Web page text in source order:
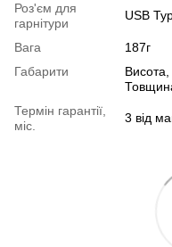
Роз'єм для
гарнітури
USB
Вага
187г
Габарити
Термін гарантії,
міс.
3 від